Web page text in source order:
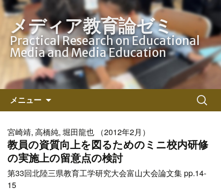
メディア教育論ゼミ
Practical Research on Educational
Media and Media Education
メニュー
ン
ツ
へ
ス
キ
検
索:
宮崎靖, 高橋純, 堀田龍也 （2012年2月）
教員の資質向上を図るためのミニ校内研修
の実施上の留意点の検討
第33回北陸三県教育工学研究大会富山大会論文集 pp.14-
15